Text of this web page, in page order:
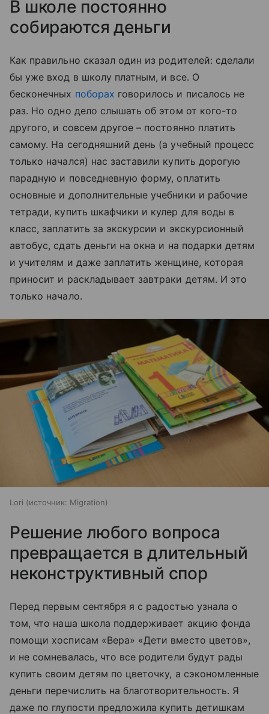
В школе постоянно
собираются деньги
Как правильно сказал один из родителей: сделали
бы уже вход в школу платным, и все. О
бесконечных поборах говорилось и писалось не
раз. Но одно дело слышать об этом от кого-то
другого, и совсем другое – постоянно платить
самому. На сегодняшний день (а учебный процесс
только начался) нас заставили купить дорогую
парадную и повседневную форму, оплатить
основные и дополнительные учебники и рабочие
тетради, купить шкафчики и кулер для воды в
класс, заплатить за экскурсии и экскурсионный
автобус, сдать деньги на окна и на подарки детям
и учителям и даже заплатить женщине, которая
приносит и раскладывает завтраки детям. И это
только начало.
Lori источник: Migration
Решение любого вопроса
превращается в длительный
неконструктивный спор
Перед первым сентября я с радостью узнала о
том, что наша школа поддерживает акцию фонда
помощи хосписам «Вера» «Дети вместо цветов»,
и не сомневалась, что все родители будут рады
купить своим детям по цветочку, а сэкономленные
деньги перечислить на благотворительность. Я
даже по глупости предложила купить детишкам